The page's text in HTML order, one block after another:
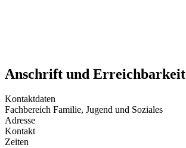
Anschrift und Erreichbarkeit
Kontaktdaten
Fachbereich Familie, Jugend und Soziales
Adresse
Kontakt
Zeiten